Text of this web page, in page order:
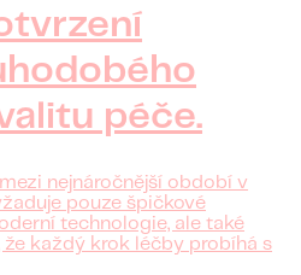
péče.
nejnáročnější období v
pouze špičkové
technologie, ale také
že každý krok léčby probíhá s